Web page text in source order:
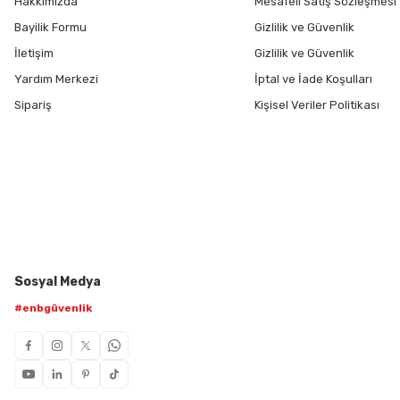
Bayilik Formu
İletişim
Yardım Merkezi
Sipariş
Gizlilik ve Güvenlik
Gizlilik ve Güvenlik
İptal ve İade Koşulları
Kişisel Veriler Politikası
Sosyal Medya
#enbgüvenlik